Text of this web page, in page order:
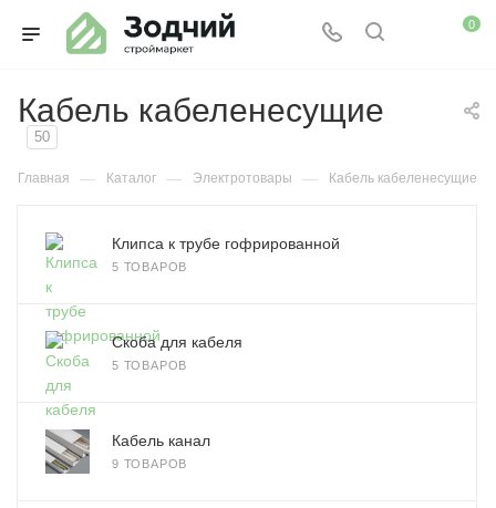
0
Кабель кабеленесущие
50
Главная — Каталог — Электротовары — Кабель кабеленесущие
Клипса к трубе гофрированной
5 ТОВАРОВ
Скоба для кабеля
5 ТОВАРОВ
Кабель канал
9 ТОВАРОВ